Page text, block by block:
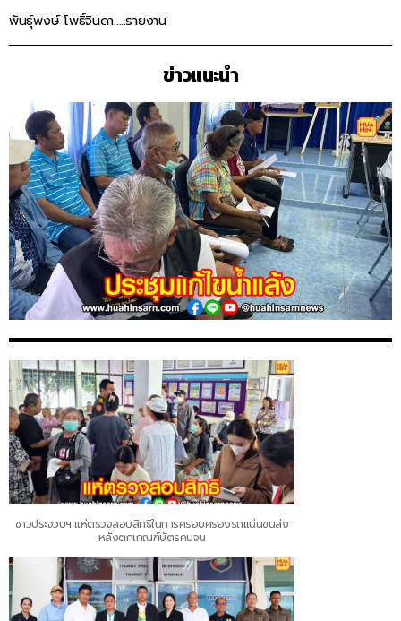
พันธุ์พงษ์ โพธิ์จินดา…..รายงาน
ข่าวแนะนำ
ชาวประจวบฯ แห่ตรวจสอบสิทธิในการครอบครองรถแน่นขนส่ง
หลังตกเกณฑ์บัตรคนจน